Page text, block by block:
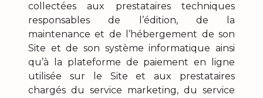
collectées aux prestataires techniques
responsables de l’édition, de la
maintenance et de l’hébergement de son
Site et de son système informatique ainsi
qu’à la plateforme de paiement en ligne
utilisée sur le Site et aux prestataires
chargés du service marketing, du service